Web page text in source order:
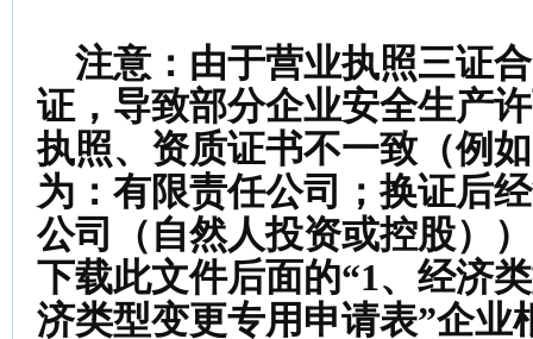
注意： 由于营业执照三证
证，导致部分企业安全生产
执照、资质证书不一致（例
为：有限责任公司；换证后
公司（自然人投资或控股）
下载此文件后面的“1、经济
济类型变更专用申请表”企业